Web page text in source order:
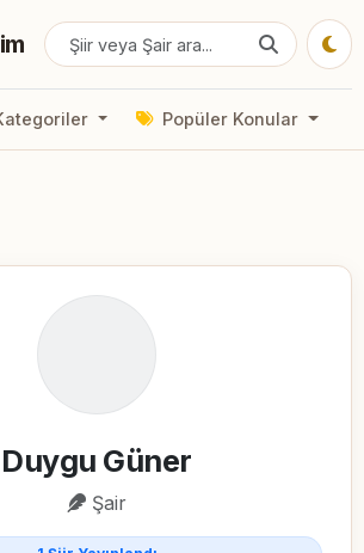
Popüler Konular
Duygu Güner
Şair